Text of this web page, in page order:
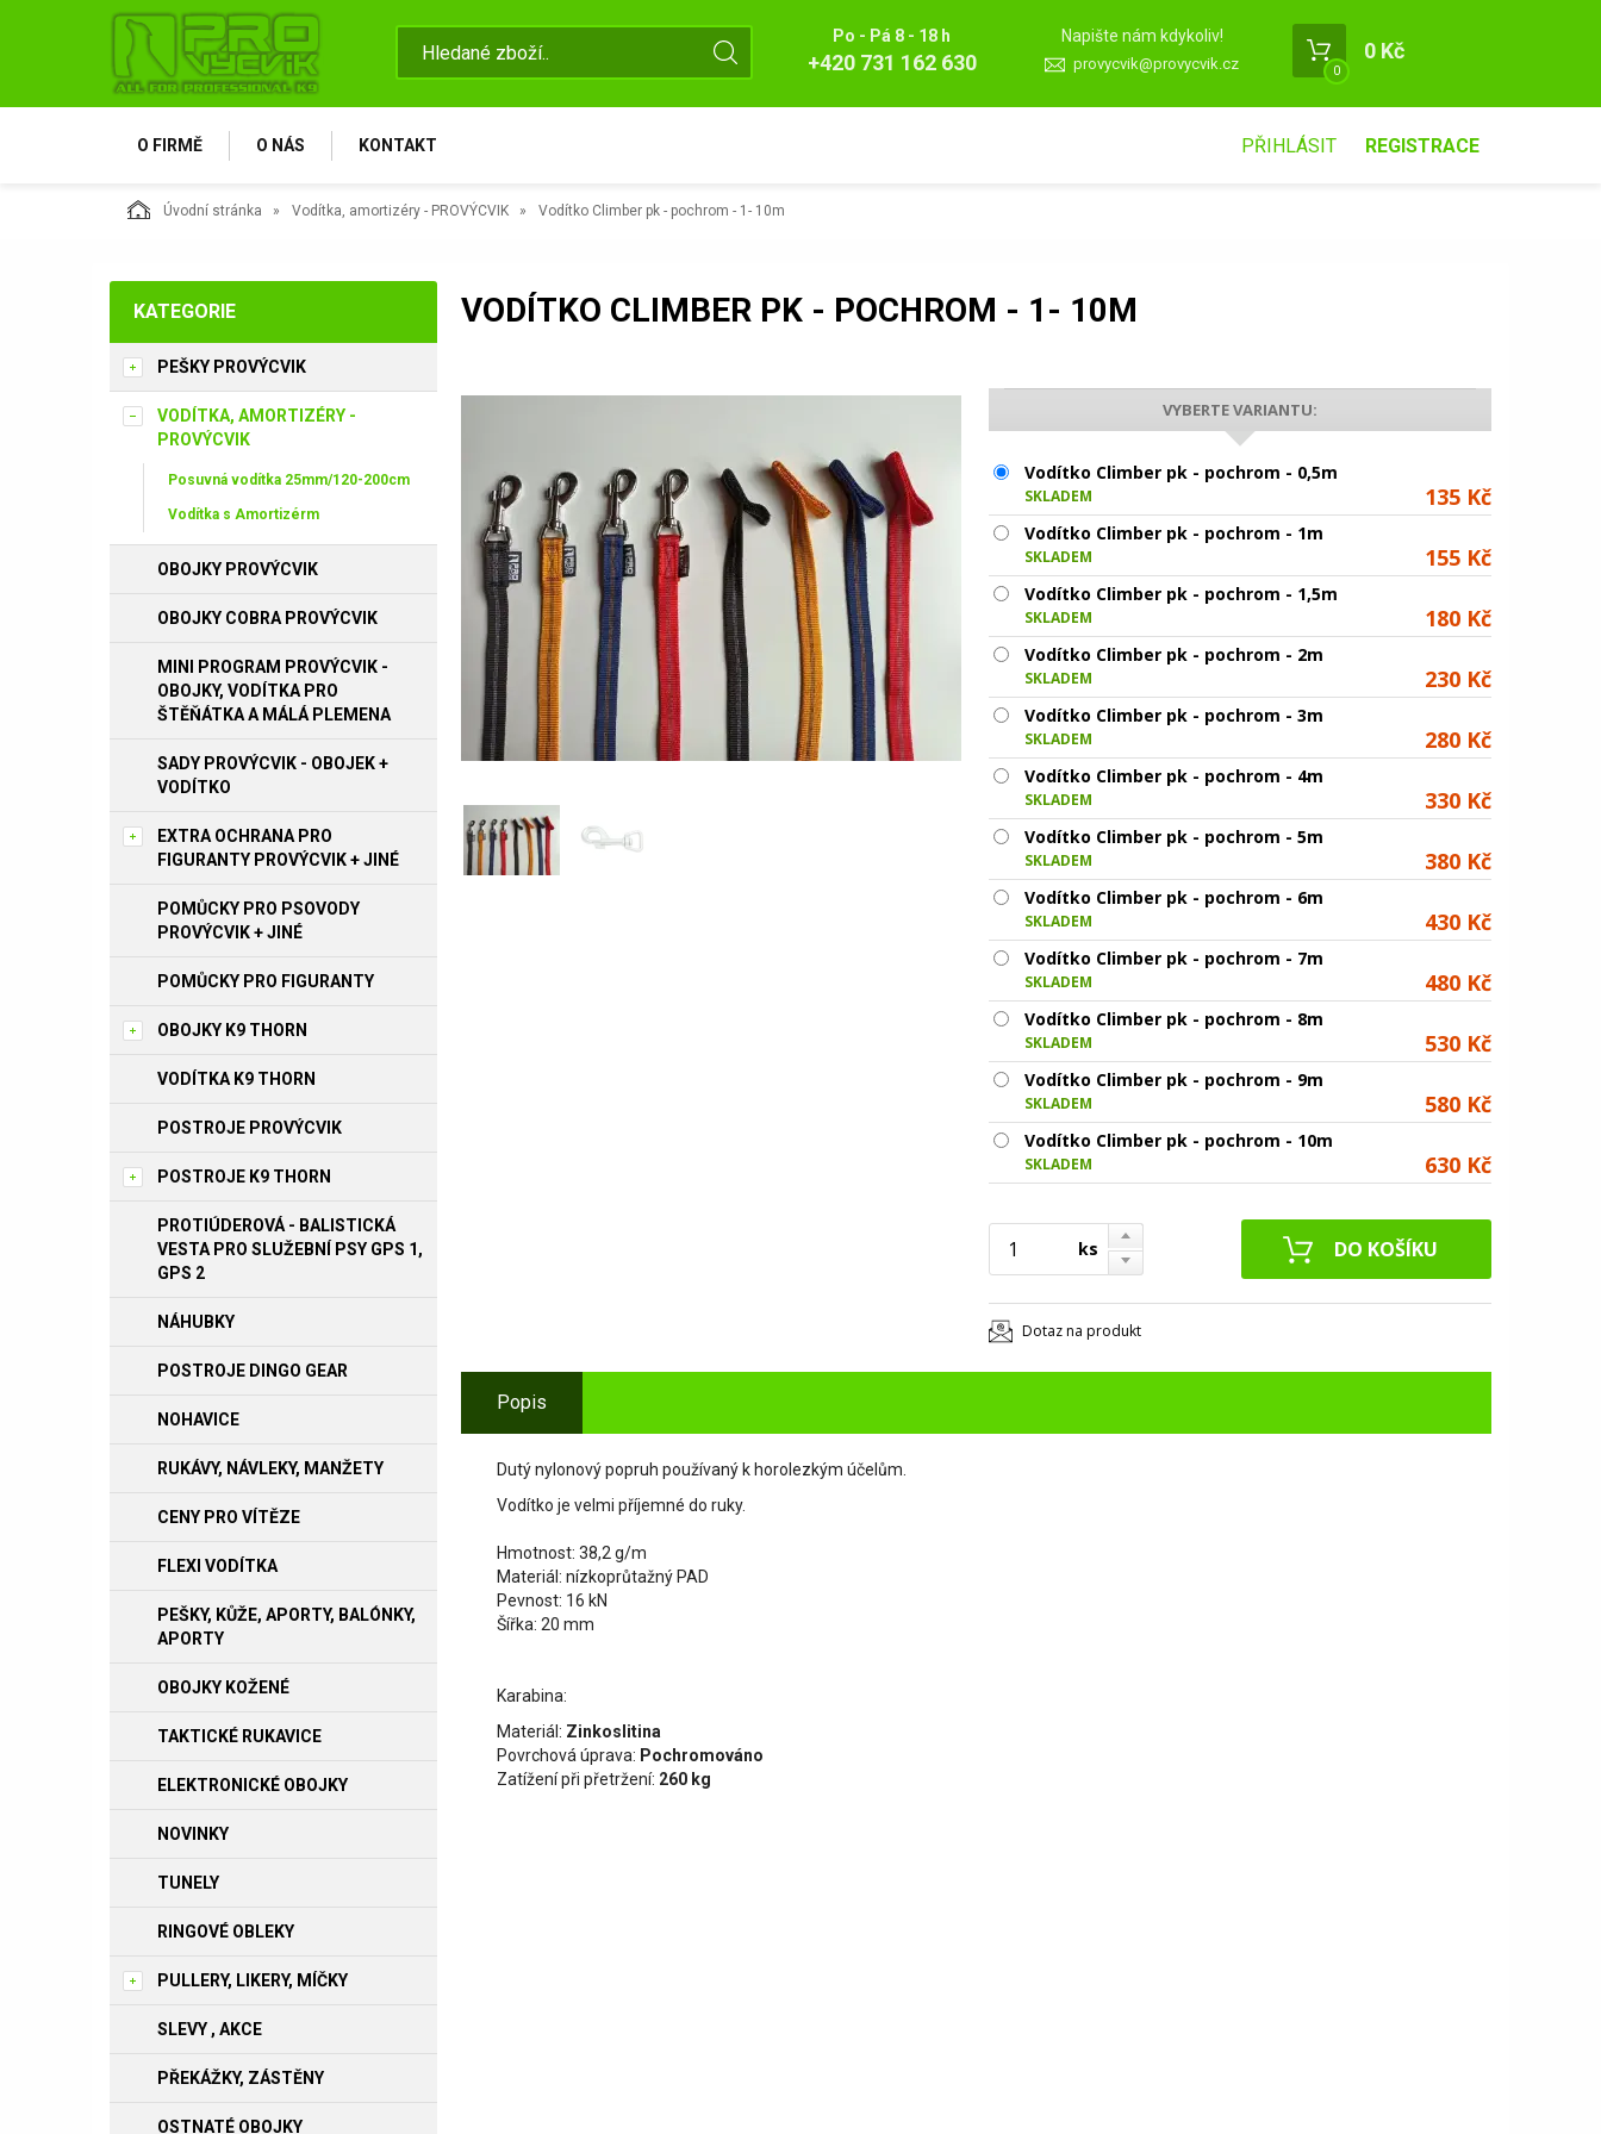
Po - Pá 8 - 18 h
+420 731 162 630
Napište nám kdykoliv!
provycvik@provycvik.cz 0
0 Kč
O FIRMĚ O NÁS KONTAKT PŘIHLÁSIT REGISTRACE
Úvodní stránka Vodítka, amortizéry - PROVÝCVIK Vodítko Climber pk - pochrom - 1- 10m
KATEGORIE
PEŠKY PROVÝCVIK
VODÍTKA, AMORTIZÉRY -
PROVÝCVIK
Posuvná vodítka 25mm/120-200cm
Vodítka s Amortizérm
OBOJKY PROVÝCVIK
OBOJKY COBRA PROVÝCVIK
MINI PROGRAM PROVÝCVIK -
OBOJKY, VODÍTKA PRO
ŠTĚŇÁTKA A MÁLÁ PLEMENA
SADY PROVÝCVIK - OBOJEK +
VODÍTKO
EXTRA OCHRANA PRO
FIGURANTY PROVÝCVIK + JINÉ
POMŮCKY PRO PSOVODY
PROVÝCVIK + JINÉ
POMŮCKY PRO FIGURANTY
OBOJKY K9 THORN
VODÍTKA K9 THORN
POSTROJE PROVÝCVIK
POSTROJE K9 THORN
PROTIÚDEROVÁ - BALISTICKÁ
VESTA PRO SLUŽEBNÍ PSY GPS 1,
GPS 2
NÁHUBKY
POSTROJE DINGO GEAR
NOHAVICE
RUKÁVY, NÁVLEKY, MANŽETY
CENY PRO VÍTĚZE
FLEXI VODÍTKA
PEŠKY, KŮŽE, APORTY, BALÓNKY,
APORTY
OBOJKY KOŽENÉ
TAKTICKÉ RUKAVICE
ELEKTRONICKÉ OBOJKY
NOVINKY
TUNELY
RINGOVÉ OBLEKY
PULLERY, LIKERY, MÍČKY
SLEVY , AKCE
PŘEKÁŽKY, ZÁSTĚNY
OSTNATÉ OBOJKY
VODÍTKO CLIMBER PK - POCHROM - 1- 10M
VYBERTE VARIANTU:
Vodítko Climber pk - pochrom - 0,5m
SKLADEM 135 Kč
Vodítko Climber pk - pochrom - 1m
SKLADEM 155 Kč
Vodítko Climber pk - pochrom - 1,5m
SKLADEM 180 Kč
Vodítko Climber pk - pochrom - 2m
SKLADEM 230 Kč
Vodítko Climber pk - pochrom - 3m
SKLADEM 280 Kč
Vodítko Climber pk - pochrom - 4m
SKLADEM 330 Kč
Vodítko Climber pk - pochrom - 5m
SKLADEM 380 Kč
Vodítko Climber pk - pochrom - 6m
SKLADEM 430 Kč
Vodítko Climber pk - pochrom - 7m
SKLADEM 480 Kč
Vodítko Climber pk - pochrom - 8m
SKLADEM 530 Kč
Vodítko Climber pk - pochrom - 9m
SKLADEM 580 Kč
Vodítko Climber pk - pochrom - 10m
SKLADEM 630 Kč
ks
Dotaz na produkt
Popis
Dutý nylonový popruh používaný k horolezkým účelům.
Vodítko je velmi příjemné do ruky.
Hmotnost: 38,2 g/m
Materiál: nízkoprůtažný PAD
Pevnost: 16 kN
Šířka: 20 mm
Karabina:
Materiál: Zinkoslitina
Povrchová úprava: Pochromováno
Zatížení při přetržení: 260 kg